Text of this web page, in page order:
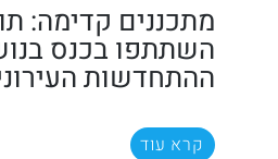
מתכננים קדימה:
השתתפו בכנס
ההתחדשות
קרא עוד